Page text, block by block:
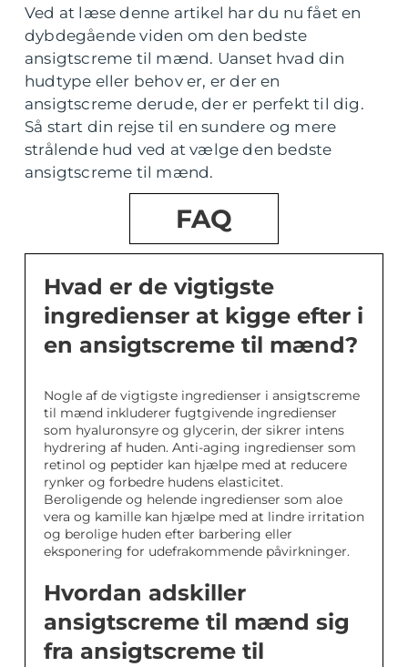
Ved at læse denne artikel har du nu fået en
dybdegående viden om den bedste
ansigtscreme til mænd. Uanset hvad din
hudtype eller behov er, er der en
ansigtscreme derude, der er perfekt til dig.
Så start din rejse til en sundere og mere
strålende hud ved at vælge den bedste
ansigtscreme til mænd.
FAQ
Hvad er de vigtigste
ingredienser at kigge efter i
en ansigtscreme til mænd?
Nogle af de vigtigste ingredienser i ansigtscreme
til mænd inkluderer fugtgivende ingredienser
som hyaluronsyre og glycerin, der sikrer intens
hydrering af huden. Anti-aging ingredienser som
retinol og peptider kan hjælpe med at reducere
rynker og forbedre hudens elasticitet.
Beroligende og helende ingredienser som aloe
vera og kamille kan hjælpe med at lindre irritation
og berolige huden efter barbering eller
eksponering for udefrakommende påvirkninger.
Hvordan adskiller
ansigtscreme til mænd sig
fra ansigtscreme til